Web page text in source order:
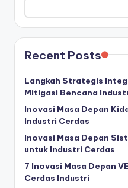
Recent Posts
Langkah Strategis
Mitigasi Bencana
Inovasi Masa Depan
Industri Cerdas
Inovasi Masa Depan
untuk Industri Cerdas
7 Inovasi Masa Depan
Cerdas Industri